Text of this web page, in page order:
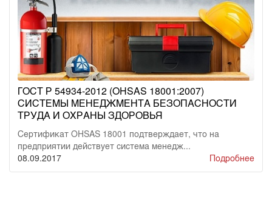
ГОСТ Р 54934-2012 (OHSAS 18001:2007)
СИСТЕМЫ МЕНЕДЖМЕНТА БЕЗОПАСНОСТИ
ТРУДА И ОХРАНЫ ЗДОРОВЬЯ
Сертификат OHSAS 18001 подтверждает, что на
предприятии действует система менедж...
08.09.2017
Подробнее